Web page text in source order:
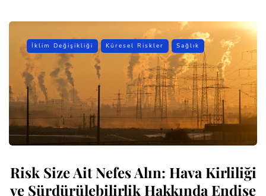
İklim Değişikliği Küresel Riskler Sağlık
Risk Size Ait Nefes Alın: Hava Kirliliği
ve Sürdürülebilirlik Hakkında Endişe